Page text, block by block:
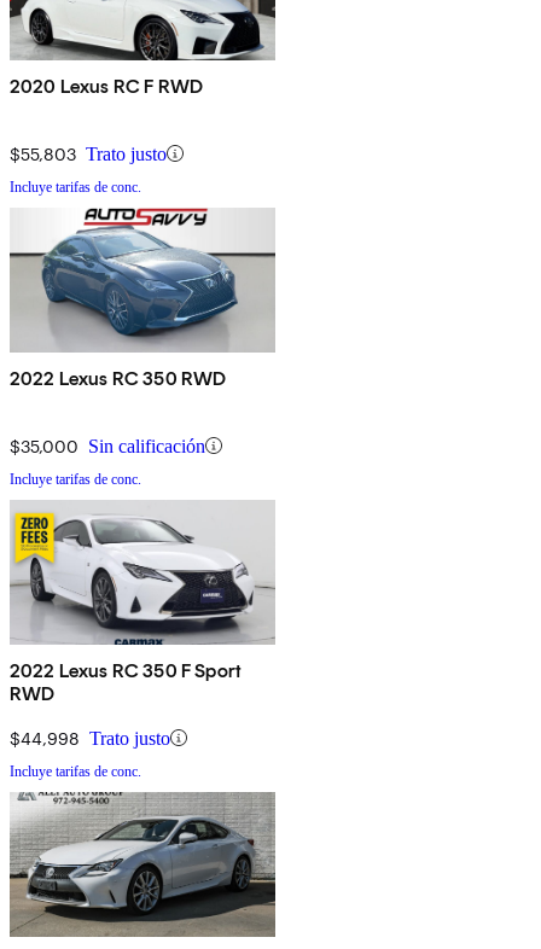
2020 Lexus RC F RWD
$55,803 Trato justo
Incluye tarifas de conc.
2022 Lexus RC 350 RWD
$35,000 Sin calificación
Incluye tarifas de conc.
2022 Lexus RC 350 F Sport
RWD
$44,998 Trato justo
Incluye tarifas de conc.